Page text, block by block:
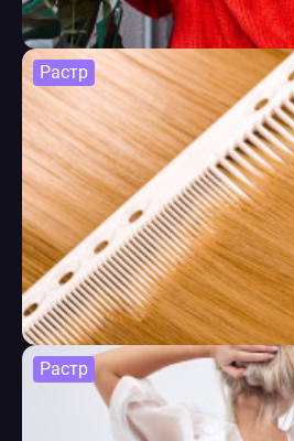
Растр
Растр